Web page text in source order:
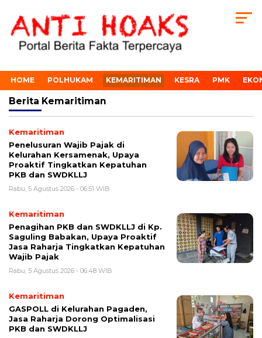
HOME POLHUKAM KEMARITIMAN KESRA PMK
Berita Kemaritiman
Kemaritiman
Penelusuran Wajib Pajak di
Kelurahan Kersamenak, Upaya
Proaktif Tingkatkan Kepatuhan
PKB dan SWDKLLJ
Rabu, 5 Agustus 2026 - 06:51 WIB
Kemaritiman
Penagihan PKB dan SWDKLLJ di Kp.
Saguling Babakan, Upaya Proaktif
Jasa Raharja Tingkatkan Kepatuhan
Wajib Pajak
Rabu, 5 Agustus 2026 - 06:48 WIB
Kemaritiman
GASPOLL di Kelurahan Pagaden,
Jasa Raharja Dorong Optimalisasi
PKB dan SWDKLLJ